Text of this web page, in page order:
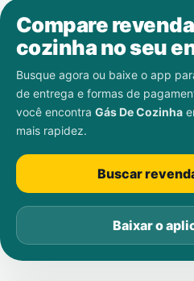
Compare
cozinha no seu
Busque agora ou baixe o app
de entrega e formas de
você encontra Gás De Cozinha
mais rapidez.
Buscar
Baixar o